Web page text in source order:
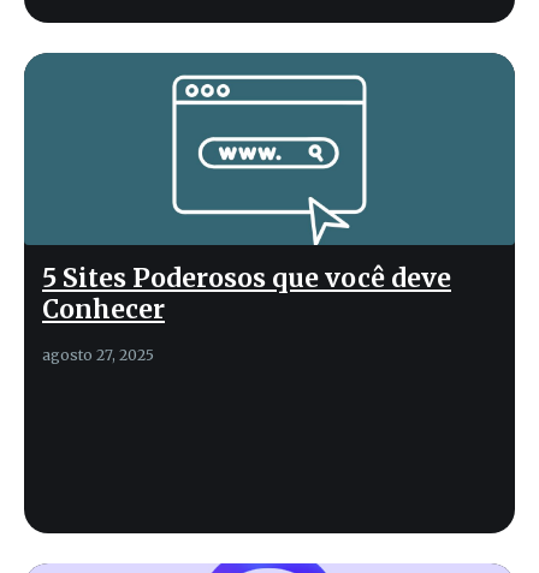
5 Sites Poderosos que você deve
Conhecer
agosto 27, 2025